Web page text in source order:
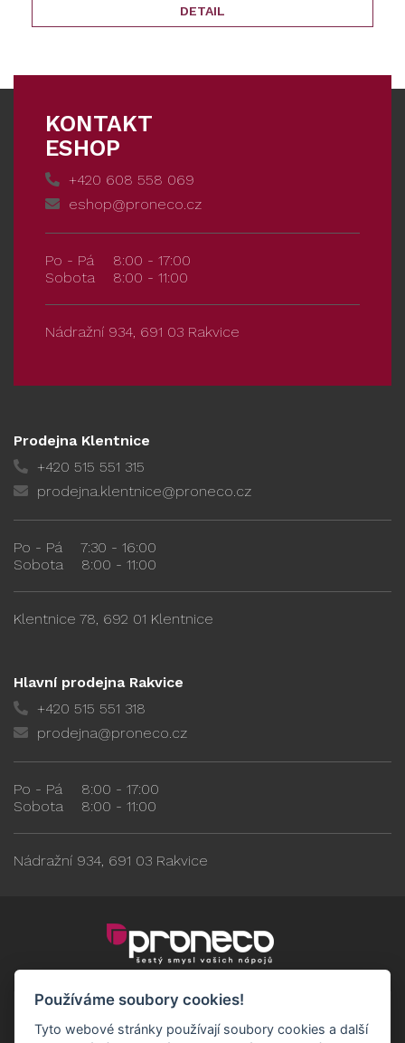
DETAIL
KONTAKT
ESHOP
+420 608 558 069
eshop@proneco.cz
Po - Pá
8:00 - 17:00
Sobota
8:00 - 11:00
Nádražní 934, 691 03 Rakvice
Prodejna Klentnice
+420 515 551 315
prodejna.klentnice@proneco.cz
Po - Pá
7:30 - 16:00
Sobota
8:00 - 11:00
Klentnice 78, 692 01 Klentnice
Hlavní prodejna Rakvice
+420 515 551 318
prodejna@proneco.cz
Po - Pá
8:00 - 17:00
Sobota
8:00 - 11:00
Nádražní 934, 691 03 Rakvice
Používáme soubory cookies!
Tyto webové stránky používají soubory cookies a další